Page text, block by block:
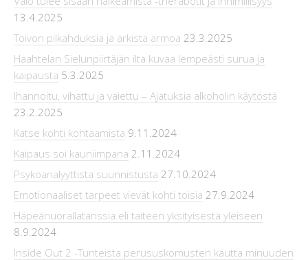
13.4.2025
Toivon pilkahduksia ja arkista armoa 23.3.2025
Haahtelan Sielunpiirtäjän ilta kuvaa lempeästi surua ja
kaipausta 5.3.2025
Ihannoitu, vihattu ja vaiettu – Ajatuksia alkoholin käytöstä
23.2.2025
Katse kohti kohtaamista 9.11.2024
Kaipaus soi kauniimpana 2.11.2024
Psykoanalyyttista suunnistusta 27.10.2024
Emotionaaliset tarpeet vievät kohti toisia 27.9.2024
Häpeänuorallatanssia eli taiteen yksityisestä yleiseen
8.9.2024
Inside Out 2 -Tunteista perususkomusten kautta minuuden